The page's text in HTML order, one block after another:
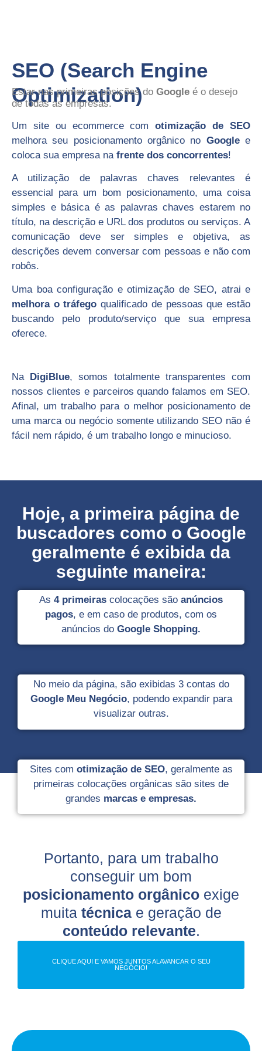
SEO (Search Engine
Optimization)
Estar nas primeiras posições do Google é o desejo
de todas as empresas.
Um site ou ecommerce comotimização de SEO
melhora seu posicionamento orgânico no Googlee
coloca sua empresa na frente dos concorrentes!
A utilização de palavras chaves relevantes é
essencial para um bom posicionamento, uma coisa
simples e básica é as palavras chaves estarem no
título, na descrição e URL dos produtos ou serviços. A
comunicação deve ser simples e objetiva, as
descrições devem conversar com pessoas e não com
robôs.
Uma boa configuração e otimização de SEO, atrai e
melhora o tráfego qualificado de pessoas que estão
buscando pelo produto/serviço que sua empresa
oferece.
Na DigiBlue, somos totalmente transparentes com
nossos clientes e parceiros quando falamos em SEO.
Afinal, um trabalho para o melhor posicionamento de
uma marca ou negócio somente utilizando SEO não é
fácil nem rápido, é um trabalho longo e minucioso.
Hoje, a primeira página de
buscadores como o Google
geralmente é exibida da
seguinte maneira:
As 4 primeiras colocações são anúncios
pagos, e em caso de produtos, com os
anúncios do Google Shopping.
No meio da página, são exibidas 3 contas do
Google Meu Negócio, podendo expandir para
visualizar outras.
Sites com otimização de SEO, geralmente as
primeiras colocações orgânicas são sites de
grandes marcas e empresas.
Portanto, para um trabalho
conseguir um bom
posicionamento orgânico exige
muita técnicae geração de
conteúdo relevante.
CLIQUE AQUI E VAMOS JUNTOS ALAVANCAR O SEU
NEGÓCIO!